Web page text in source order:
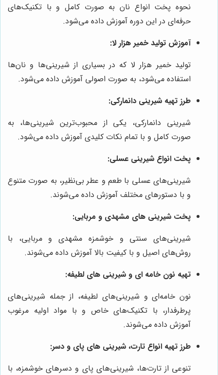
نحوه پخت انواع نان به صورت کامل و با تکنیک‌های
حرفه‌ای در این دوره آموزش داده می‌شود.
آموزش تولید خمیر هزار لا:
تولید خمیر هزار لا که در بسیاری از شیرینی‌ها و نان‌ها
استفاده می‌شود، به صورت اصولی آموزش داده می‌شود.
طرز تهیه شیرینی دانمارکی:
شیرینی دانمارکی، یکی از محبوب‌ترین شیرینی‌ها، به
صورت کامل و با تمام نکات کلیدی آموزش داده می‌شود.
پخت انواع شیرینی عسلی:
شیرینی‌های عسلی با طعم و عطر بی‌نظیر، به صورت متنوع
و با دستورهای مختلف آموزش داده می‌شوند.
پخت شیرینی های مشهدی و مربایی:
شیرینی‌های سنتی و خوشمزه مشهدی و مربایی، با
روش‌های اصیل و با کیفیت بالا آموزش داده می‌شوند.
تهیه نون خامه ای و شیرینی های لطیفه:
نون خامه‌ای و شیرینی‌های لطیفه، از جمله شیرینی‌های
پرطرفدار، با تکنیک‌های خاص و با مواد اولیه مرغوب
آموزش داده می‌شوند.
طرز تهیه انواع تارت، شیرینی های پای و دسر:
تنوعی از تارت‌ها، شیرینی‌های پای و دسرهای خوشمزه، با